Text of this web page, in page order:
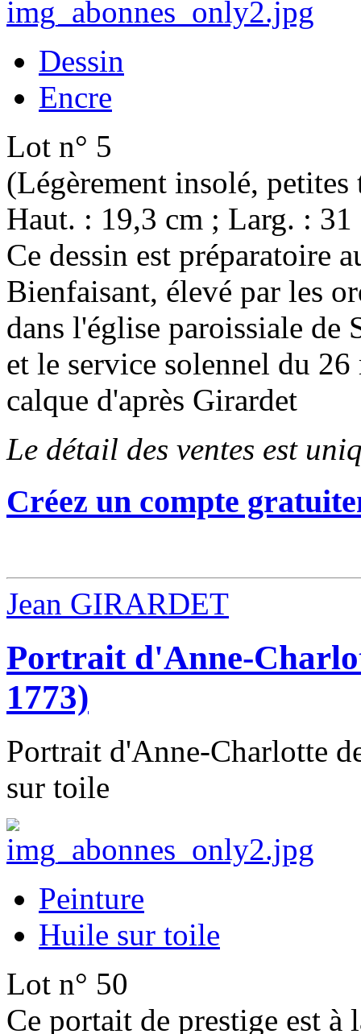
Dessin
Encre
Lot n° 5
(Légèrement insolé, petites
Haut. : 19,3 cm ; Larg. : 31
Ce dessin est préparatoire
Bienfaisant, élevé par les
dans l'église paroissiale de
et le service solennel du
calque d'après Girardet
Le détail des ventes est
Créez un compte
Jean GIRARDET
Portrait d'Anne-
1773)
Portrait d'Anne-Charlotte
sur toile
Peinture
Huile sur toile
Lot n° 50
Ce portait de prestige est